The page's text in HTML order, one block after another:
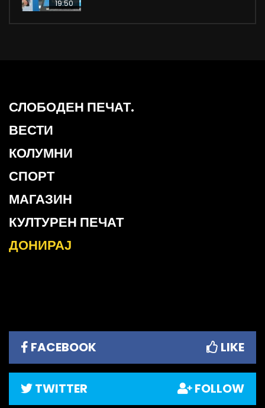
19:50
СЛОБОДЕН ПЕЧАТ.
ВЕСТИ
КОЛУМНИ
СПОРТ
МАГАЗИН
КУЛТУРЕН ПЕЧАТ
ДОНИРАЈ
FACEBOOK LIKE
TWITTER FOLLOW